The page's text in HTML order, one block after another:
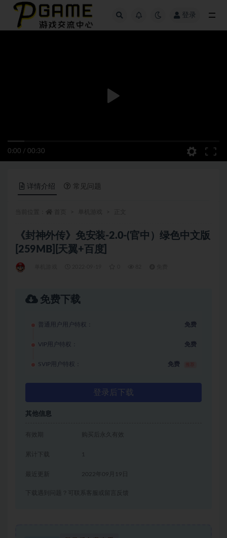
登录
0:00 / 00:30
详情介绍 常见问题
《封神外传》免安装-2.0-(官中）绿色中文版
[259MB][天翼+百度]
免费下载
普通用户用户特权： 免费
VIP用户特权： 免费
SVIP用户特权： 免费
登录后下载
其他信息
有效期 购买后永久有效
累计下载 1
2022年09月19日
下载遇到问题？可联系客服或留言反馈
全部